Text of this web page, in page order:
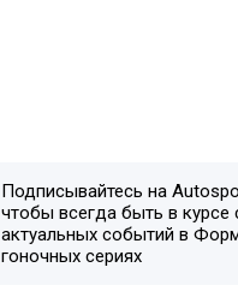
Подписывайтесь на
чтобы всегда быть в курсе
актуальных событий в
гоночных сериях